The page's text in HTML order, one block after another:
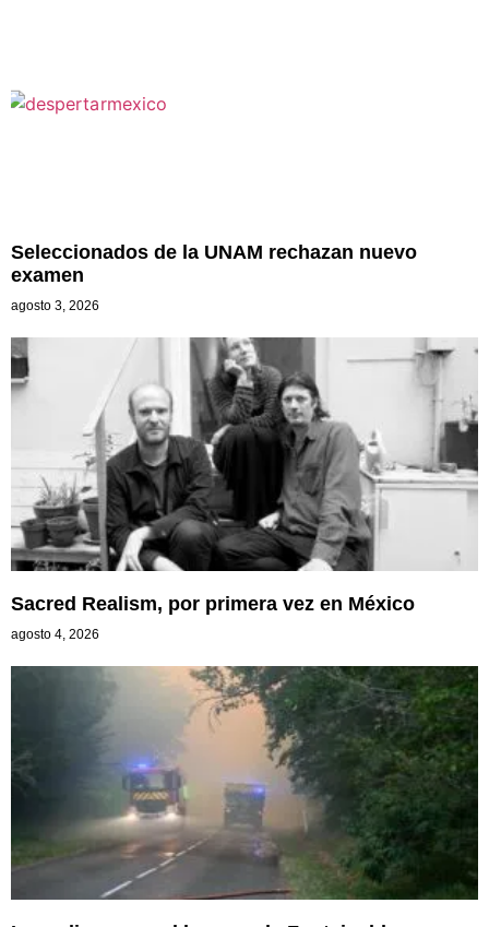
Seleccionados de la UNAM rechazan nuevo
examen
agosto 3, 2026
Sacred Realism, por primera vez en México
agosto 4, 2026